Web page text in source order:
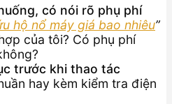
có nói rõ phụ phí
hộ nổ máy giá bao nhiêu”
của tôi? Có phụ phí
trước khi thao tác
hay kèm kiểm tra điện